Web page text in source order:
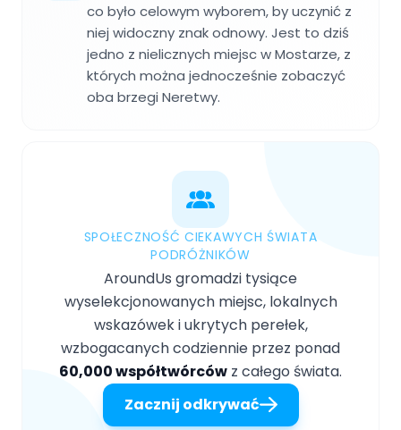
co było celowym wyborem, by uczynić z
niej widoczny znak odnowy. Jest to dziś
jedno z nielicznych miejsc w Mostarze, z
których można jednocześnie zobaczyć
oba brzegi Neretwy.
SPOŁECZNOŚĆ CIEKAWYCH ŚWIATA
PODRÓŻNIKÓW
AroundUs gromadzi tysiące
wyselekcjonowanych miejsc, lokalnych
wskazówek i ukrytych perełek,
wzbogacanych codziennie przez ponad
60,000 współtwórców z całego świata.
Zacznij odkrywać